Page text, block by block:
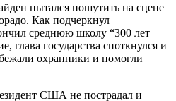
пытался пошутить на сцене
Как подчеркнул
среднюю школу “300 лет
глава государства споткнулся и
охранники и помогли
США не пострадал и